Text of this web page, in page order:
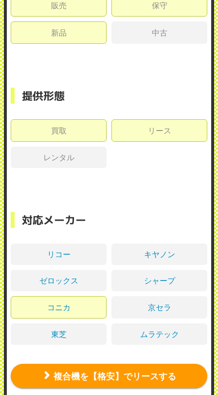
販売 保守
新品 中古
提供形態
買取 リース
レンタル
対応メーカー
リコー キヤノン
ゼロックス シャープ
コニカ 京セラ
東芝 ムラテック
複合機を【格安】でリースする